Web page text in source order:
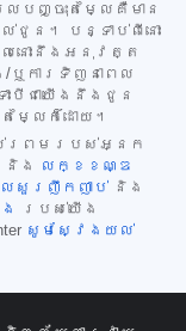
ៃបញ្ចុះតម្លៃគឺមាន
ជូន។ បន្ទាប់ពីនោះ
លនោះនឹងអនុវត្ត
ការទិញនាពេល
ះបីជាយើងនឹងជូន
លៃក៏ដោយ។
យល់ព្រមរបស់អ្នក
និង
លក្ខខណ្ឌ
លសួរញឹកញាប់ និង
របស់យើង
សូមស្វែងយល់